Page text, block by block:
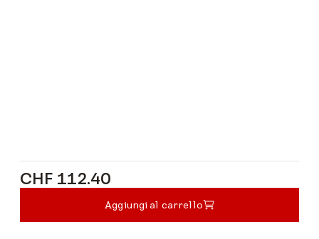
CHF 112.40
CHF 112.40
Aggiungi al carrello